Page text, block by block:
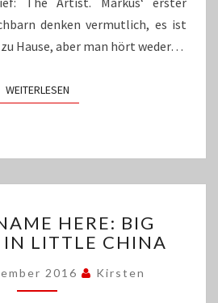
denken vermutlich, es ist
Hause, aber man hört weder…
WEITERLESENWEITERLESEN
NAME
HERE:
TROUBLE
IN
HERE: BIG
IN LITTLE CHINA
2016 Kirsten